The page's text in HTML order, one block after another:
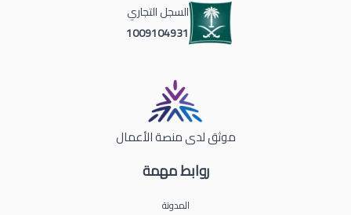
روابط مهمة
المدونة
السجل التجاري
1009104931
موثق لدى منصة الأعمال